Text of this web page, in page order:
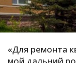
И
«Для ремонта
мой дальний